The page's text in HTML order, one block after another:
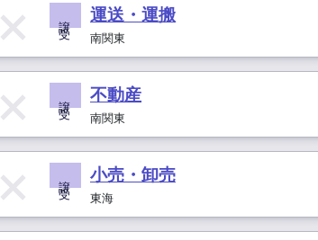
運送・運搬
南関東
不動産
南関東
小売・卸売
東海